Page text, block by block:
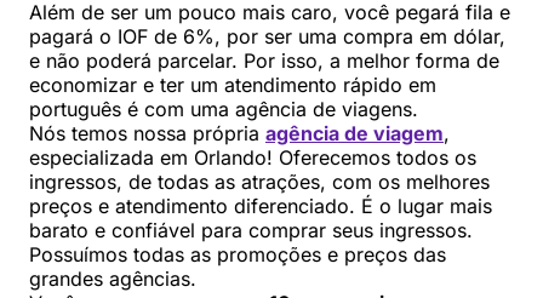
Além de ser um pouco mais caro, você pegará fila e
pagará o IOF de 6%, por ser uma compra em dólar,
e não poderá parcelar. Por isso, a melhor forma de
economizar e ter um atendimento rápido em
português é com uma agência de viagens.
Nós temos nossa própria agência de viagem,
especializada em Orlando! Oferecemos todos os
ingressos, de todas as atrações, com os melhores
preços e atendimento diferenciado. É o lugar mais
barato e confiável para comprar seus ingressos.
Possuímos todas as promoções e preços das
grandes agências.